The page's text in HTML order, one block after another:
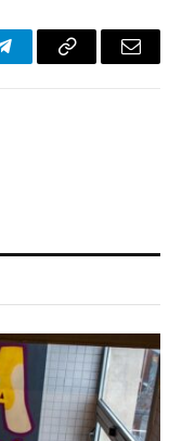
TelegramCopy
Email